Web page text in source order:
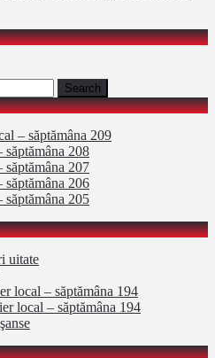
– săptămâna 209
208
207
206
205
uitate
local – săptămâna 194
local – săptămâna 194